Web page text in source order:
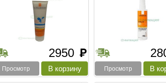
2950 руб
Просмотр Просмотр